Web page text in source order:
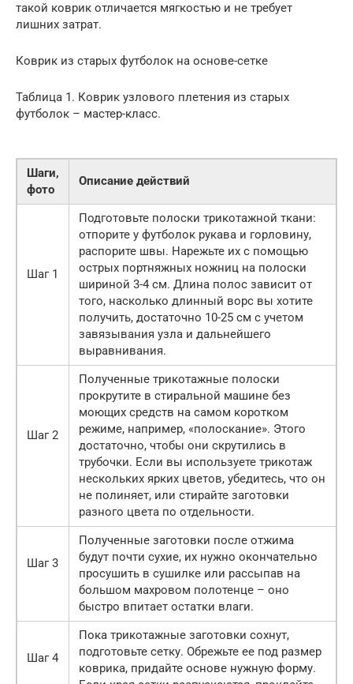
такой коврик отличается мягкостью и не требует
лишних затрат.
Коврик из старых футболок на основе-сетке
Таблица 1. Коврик узлового плетения из старых
футболок – мастер-класс.
Шаги,
фото
Описание действий
Шаг 1
Подготовьте полоски трикотажной ткани:
отпорите у футболок рукава и горловину,
распорите швы. Нарежьте их с помощью
острых портняжных ножниц на полоски
шириной 3-4 см. Длина полос зависит от
того, насколько длинный ворс вы хотите
получить, достаточно 10-25 см с учетом
завязывания узла и дальнейшего
выравнивания.
Шаг 2
Полученные трикотажные полоски
прокрутите в стиральной машине без
моющих средств на самом коротком
режиме, например, «полоскание». Этого
достаточно, чтобы они скрутились в
трубочки. Если вы используете трикотаж
нескольких ярких цветов, убедитесь, что он
не полиняет, или стирайте заготовки
разного цвета по отдельности.
Шаг 3
Полученные заготовки после отжима
будут почти сухие, их нужно окончательно
просушить в сушилке или рассыпав на
большом махровом полотенце – оно
быстро впитает остатки влаги.
Шаг 4
Пока трикотажные заготовки сохнут,
подготовьте сетку. Обрежьте ее под размер
коврика, придайте основе нужную форму.